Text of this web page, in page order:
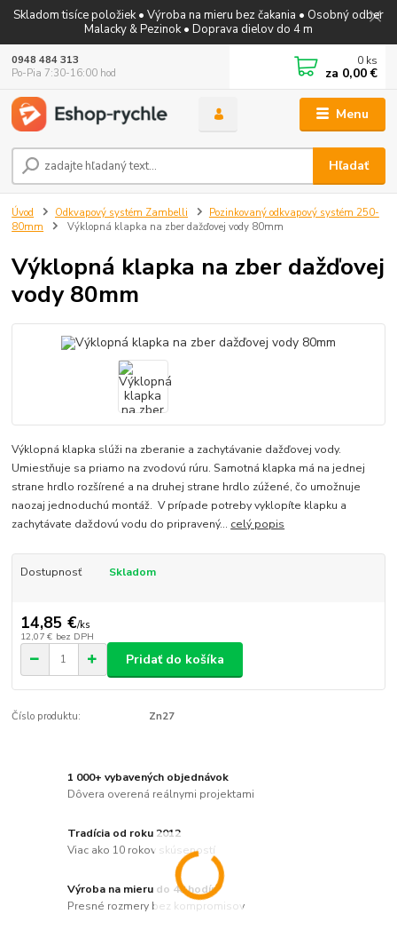
Skladom tisíce položiek • Výroba na mieru bez čakania • Osobný odber
Malacky & Pezinok • Doprava dielov do 4 m
Menu
Hľadať
0948 484 313
Po-Pia 7:30-16:00 hod
0 ks
za 0,00 €
Úvod Odkvapový systém Zambelli
Pozinkovaný odkvapový systém 250-
80mm
Výklopná klapka na zber dažďovej vody 80mm
Výklopná klapka na zber dažďovej
vody 80mm
Výklopná klapka slúži na zberanie a zachytávanie dažďovej vody.
Umiestňuje sa priamo na zvodovú rúru. Samotná klapka má na jednej
strane hrdlo rozšírené a na druhej strane hrdlo zúžené, čo umožnuje
naozaj jednoduchú montáž. V prípade potreby vyklopíte klapku a
zachytávate daždovú vodu do pripravený... celý popis
Dostupnosť Skladom
14,85 €/ks
12,07 € bez DPH
Pridať do košíka
Číslo produktu: Zn27
1 000+ vybavených objednávok
Dôvera overená reálnymi projektami
Tradícia od roku 2012
Viac ako 10 rokov skúseností
Výroba na mieru do 48 hodín
Presné rozmery bez kompromisov